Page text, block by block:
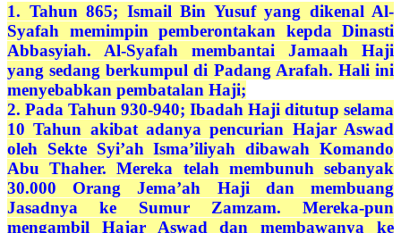
1. Tahun 865; Ismail Bin Yusuf yang dikenal Al-
Syafah memimpin pemberontakan kepda Dinasti
Abbasyiah. Al-Syafah membantai Jamaah Haji
yang sedang berkumpul di Padang Arafah. Hali ini
menyebabkan pembatalan Haji;
2. Pada Tahun 930-940; Ibadah Haji ditutup selama
10 Tahun akibat adanya pencurian Hajar Aswad
oleh Sekte Syi’ah Isma’iliyah dibawah Komando
Abu Thaher. Mereka telah membunuh sebanyak
30.000 Orang Jema’ah Haji dan membuang
Jasadnya ke Sumur Zamzam. Mereka-pun
mengambil Hajar Aswad dan membawanya ke